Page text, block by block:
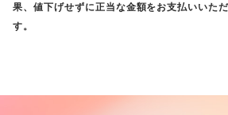
果、値下げせずに正当な金額をお支払いいた
す。